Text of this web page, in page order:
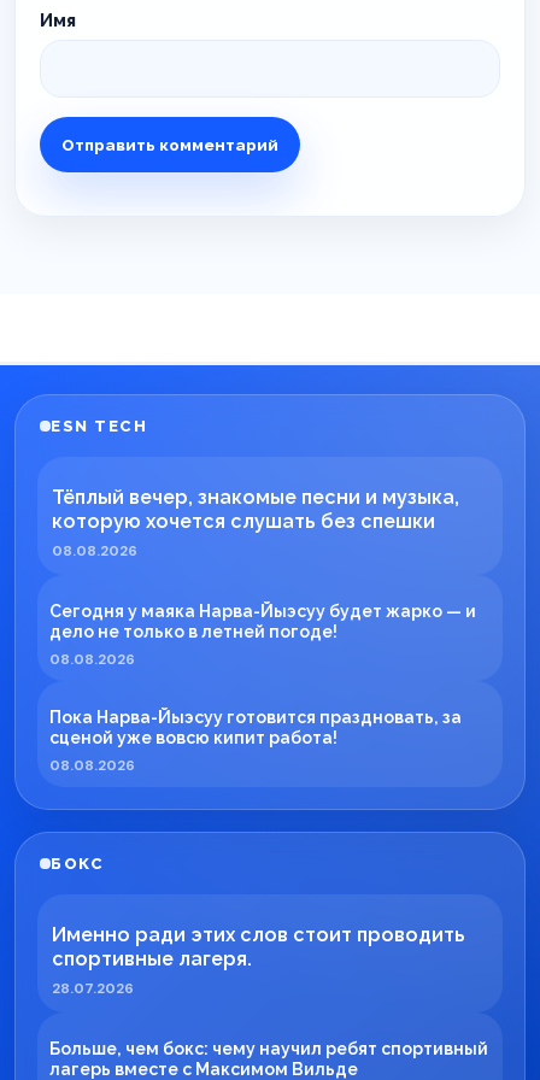
Имя
ESN TECH
Тёплый вечер, знакомые песни и музыка,
которую хочется слушать без спешки
08.08.2026
Сегодня у маяка Нарва-Йыэсуу будет жарко — и
дело не только в летней погоде!
08.08.2026
Пока Нарва-Йыэсуу готовится праздновать, за
сценой уже вовсю кипит работа!
08.08.2026
БОКС
Именно ради этих слов стоит проводить
спортивные лагеря.
28.07.2026
Больше, чем бокс: чему научил ребят спортивный
лагерь вместе с Максимом Вильде